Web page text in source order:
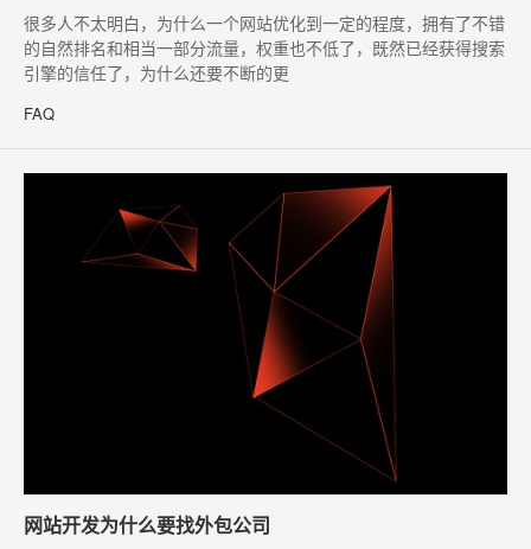
​很多人不太明白，为什么一个网站优化到一定的程度，拥有了不错
的自然排名和相当一部分流量，权重也不低了，既然已经获得搜索
引擎的信任了，为什么还要不断的更
FAQ
网站开发为什么要找外包公司